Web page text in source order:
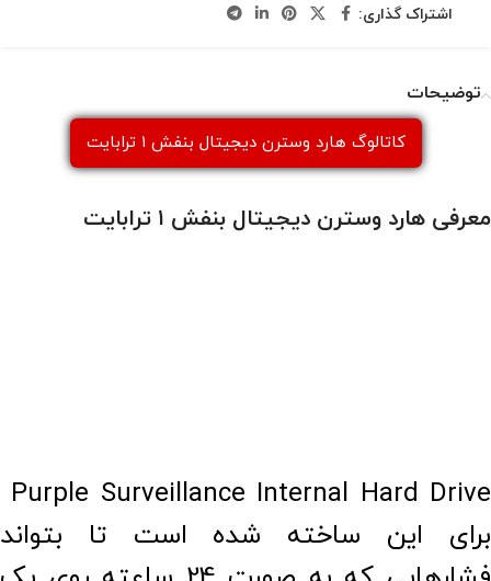
اشتراک گذاری:
توضیحات
کاتالوگ هارد وسترن دیجیتال بنفش ۱ ترابایت
معرفی هارد وسترن دیجیتال بنفش ۱ ترابایت
برای این ساخته شده است تا بتواند